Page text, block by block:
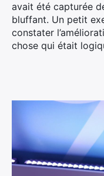
avait été capturée
bluffant. Un petit
constater
chose qui était